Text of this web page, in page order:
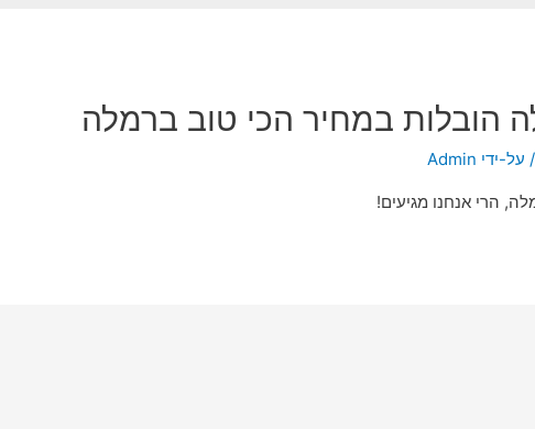
הובלות במחיר הכי טוב ברמלה
/ על-ידי Admin
הרי אנחנו מגיעים!